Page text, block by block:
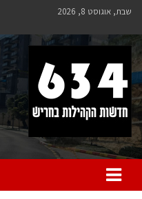
Skip
content
שבת, אוגוסט 8, 2026
חריש 634
חדשות הקהילות בחריש